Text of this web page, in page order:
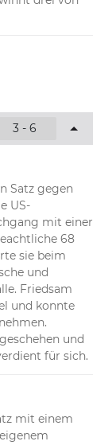
obwohl sie
muss.
völlig
gewonnenen
ihr
Satz. Trotz
bei
verwehrt
3 - 6
Satz gegen
US-
mit einer
68
sie beim
und
Friedsam
und konnte
und
für sich.
mit einem